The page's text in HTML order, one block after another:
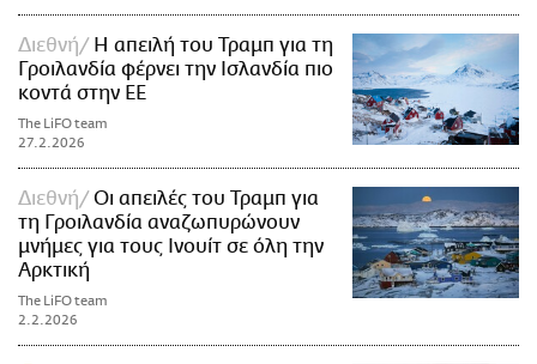
Διεθνή
Η απειλή του Τραμπ για τη
Γροιλανδία φέρνει την Ισλανδία πιο
κοντά στην ΕΕ
The LiFO team
27.2.2026
Διεθνή
Οι απειλές του Τραμπ για
τη Γροιλανδία αναζωπυρώνουν
μνήμες για τους Ινουίτ σε όλη την
Αρκτική
The LiFO team
2.2.2026